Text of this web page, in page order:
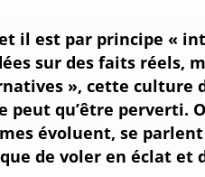
il est par principe «
sur des faits réels,
», cette culture
qu’être perverti.
évoluent, se
de voler en éclat et